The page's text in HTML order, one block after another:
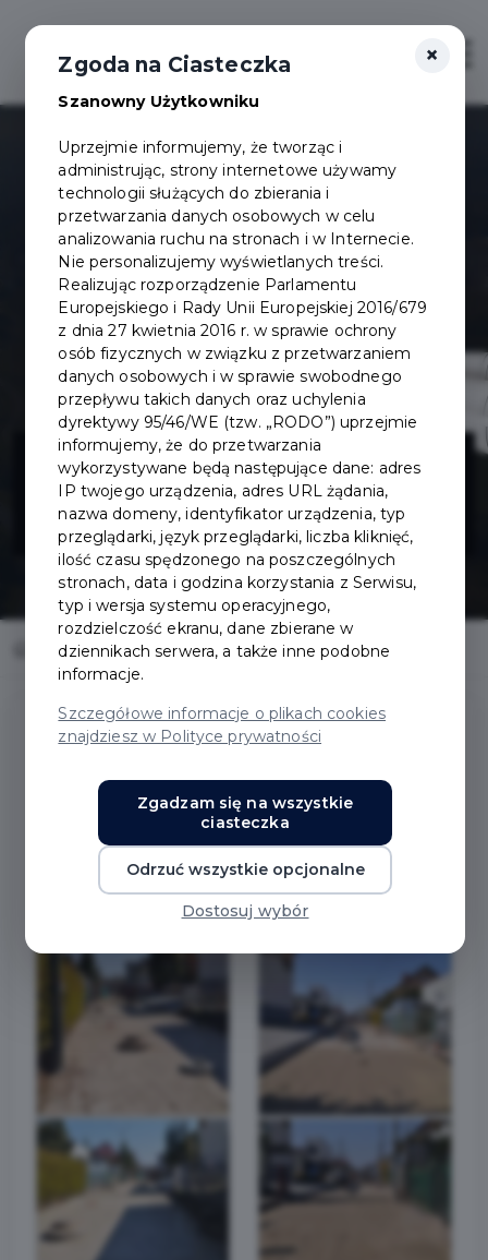
Przebudowa ul.
Kowalskiej
Home Inwestycje Przebudowa ul. Kowalskiej
Przebudowa ul. Kowalskiej
Zakres prac:
Przebudowa ul. Kowalskiej w Pruszczu Gdańskim.
×
Zgoda na Ciasteczka
Szanowny Użytkowniku
Uprzejmie informujemy, że tworząc i
administrując, strony internetowe używamy
technologii służących do zbierania i
przetwarzania danych osobowych w celu
analizowania ruchu na stronach i w Internecie.
Nie personalizujemy wyświetlanych treści.
Realizując rozporządzenie Parlamentu
Europejskiego i Rady Unii Europejskiej 2016/679
z dnia 27 kwietnia 2016 r. w sprawie ochrony
osób fizycznych w związku z przetwarzaniem
danych osobowych i w sprawie swobodnego
przepływu takich danych oraz uchylenia
dyrektywy 95/46/WE (tzw. „RODO”) uprzejmie
informujemy, że do przetwarzania
wykorzystywane będą następujące dane: adres
IP twojego urządzenia, adres URL żądania,
nazwa domeny, identyfikator urządzenia, typ
przeglądarki, język przeglądarki, liczba kliknięć,
ilość czasu spędzonego na poszczególnych
stronach, data i godzina korzystania z Serwisu,
typ i wersja systemu operacyjnego,
rozdzielczość ekranu, dane zbierane w
dziennikach serwera, a także inne podobne
informacje.
Szczegółowe informacje o plikach cookies
znajdziesz w Polityce prywatności
Zgadzam się na wszystkie
ciasteczka
Odrzuć wszystkie opcjonalne
Dostosuj wybór